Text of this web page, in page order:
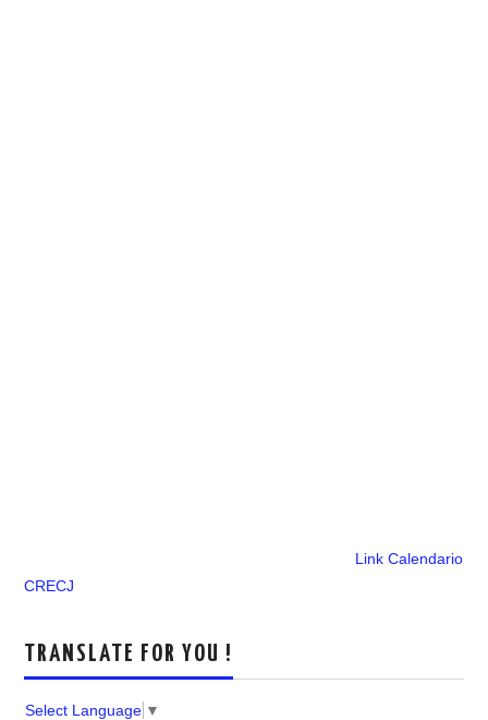
Link Calendario
CRECJ
TRANSLATE FOR YOU !
Select Language ▼